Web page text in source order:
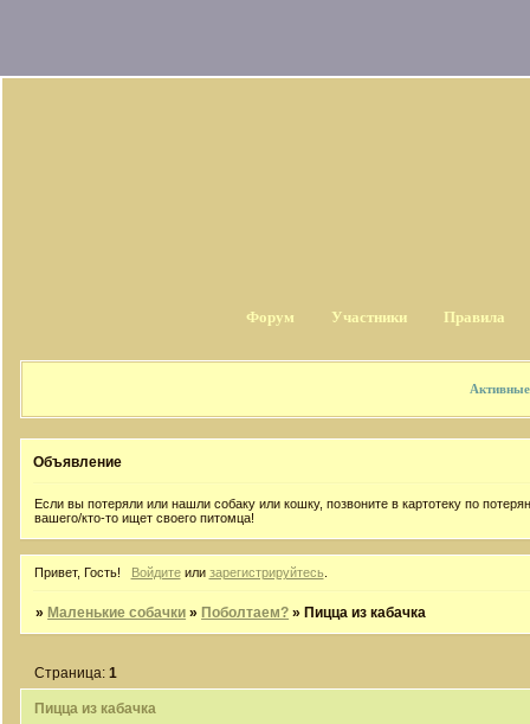
Форум Участники Правила
Объявление
Если вы потеряли или нашли собаку или кошку, позвоните в картотеку по
вашего/кто-то ищет своего питомца!
Привет, Гость! Войдитеили зарегистрируйтесь
» Маленькие собачки » Поболтаем? » Пицца из кабачка
Пицца из кабачка
Страница:1